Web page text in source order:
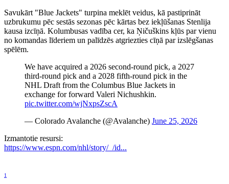
Savukārt "Blue Jackets" turpina meklēt veidus, kā pastiprināt
uzbrukumu pēc sestās sezonas pēc kārtas bez iekļūšanas Stenlija
kausa izcīņā. Kolumbusas vadība cer, ka Ņičuškins kļūs par vienu
no komandas līderiem un palīdzēs atgriezties cīņā par izslēgšanas
spēlēm.
We have acquired a 2026 second-round pick, a 2027
third-round pick and a 2028 fifth-round pick in the
NHL Draft from the Columbus Blue Jackets in
exchange for forward Valeri Nichushkin.
pic.twitter.com/wjNxpsZscA
— Colorado Avalanche (@Avalanche) June 25, 2026
Izmantotie resursi:
https://www.espn.com/nhl/story/_/id...
1